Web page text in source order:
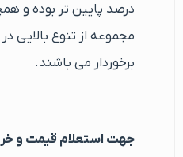
درصد پایین تر بوده و
مجموعه از تنوع بالایی
برخوردار می باشند.
جهت استعلام قیمت و